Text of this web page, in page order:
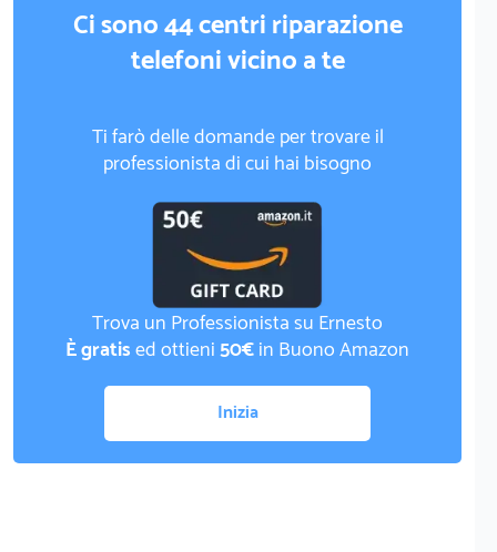
Ci sono 44 centri riparazione
telefoni vicino a te
Ti farò delle domande per trovare il
professionista di cui hai bisogno
Trova un Professionista su Ernesto
È gratised ottieni50€in Buono Amazon
Inizia